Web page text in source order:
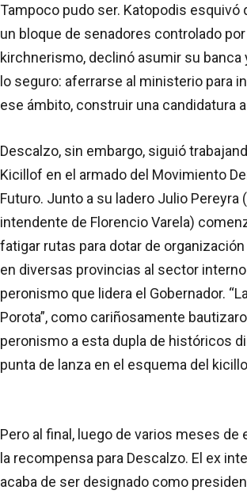
Tampoco pudo ser. Katopodis esquivó
un bloque de senadores controlado
kirchnerismo, declinó asumir su banca
lo seguro: aferrarse al ministerio para
ese ámbito, construir una candidatura
Descalzo, sin embargo, siguió
Kicillof en el armado del Movimiento
Futuro. Junto a su ladero Julio Pereyra
intendente de Florencio Varela)
fatigar rutas para dotar de
en diversas provincias al sector
peronismo que lidera el Gobernador.
Porota”, como cariñosamente
peronismo a esta dupla de históricos
punta de lanza en el esquema del
Pero al final, luego de varios meses de
la recompensa para Descalzo. El ex
acaba de ser designado como